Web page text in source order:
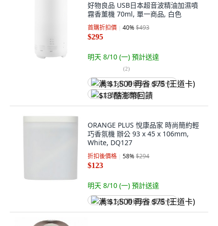
好物良品 USB日本超音波精油加濕噴
霧香薰機 70ml, 單一商品, 白色
首購折扣價 40%$493
$295
明天 8/10 (一) 預計送達
(2)
满 $1,500 再省 $75 (王道卡)
$13 酷澎幣回饋
ORANGE PLUS 悅康品家 時尚簡約輕
巧香氛機 辦公 93 x 45 x 106mm,
White, DQ127
折扣後價格 58%$294
$123
明天 8/10 (一) 預計送達
满 $1,500 再省 $75 (王道卡)